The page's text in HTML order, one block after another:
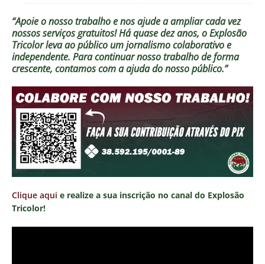
“Apoie o nosso trabalho e nos ajude a ampliar cada vez
nossos serviços gratuitos!Há quase dez anos, o Explosão
Tricolor leva ao público um jornalismo colaborativo e
independente. Para continuar nosso trabalho de forma
crescente, contamos com a ajuda do nosso público.”
Clique aqui e realize a sua inscrição no canal do Explosão
Tricolor!